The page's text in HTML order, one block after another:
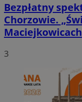
Bezpłatny
Chorzowie.
Maciejkowicach
3